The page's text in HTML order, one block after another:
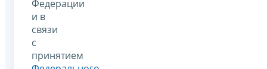
Федерации
и в
связи
с
принятием